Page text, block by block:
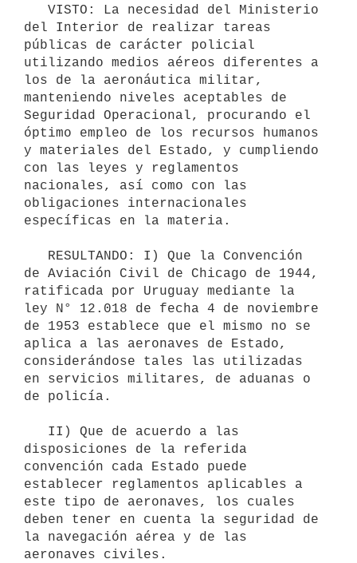
del Interior de realizar tareas
públicas de carácter policial
utilizando medios aéreos diferentes a
los de la aeronáutica militar,
manteniendo niveles aceptables de
Seguridad Operacional, procurando el
óptimo empleo de los recursos humanos
y materiales del Estado, y cumpliendo
con las leyes y reglamentos
nacionales, así como con las
obligaciones internacionales
específicas en la materia.
de Aviación Civil de Chicago de 1944,
ratificada por Uruguay mediante la
ley N° 12.018 de fecha 4 de noviembre
de 1953 establece que el mismo no se
aplica a las aeronaves de Estado,
considerándose tales las utilizadas
en servicios militares, de aduanas o
de policía.
disposiciones de la referida
convención cada Estado puede
establecer reglamentos aplicables a
este tipo de aeronaves, los cuales
deben tener en cuenta la seguridad de
la navegación aérea y de las
aeronaves civiles.